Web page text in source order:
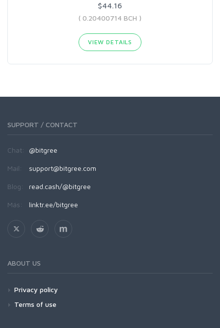
$44.16
( 0.20400714 BCH )
VIEW DETAILS
SUPPORT / CONTACT
Chat: @bitgree
Mail: support@bitgree.com
Blog: read.cash/@bitgree
Más: linktr.ee/bitgree
ABOUT US
Privacy policy
Terms of use